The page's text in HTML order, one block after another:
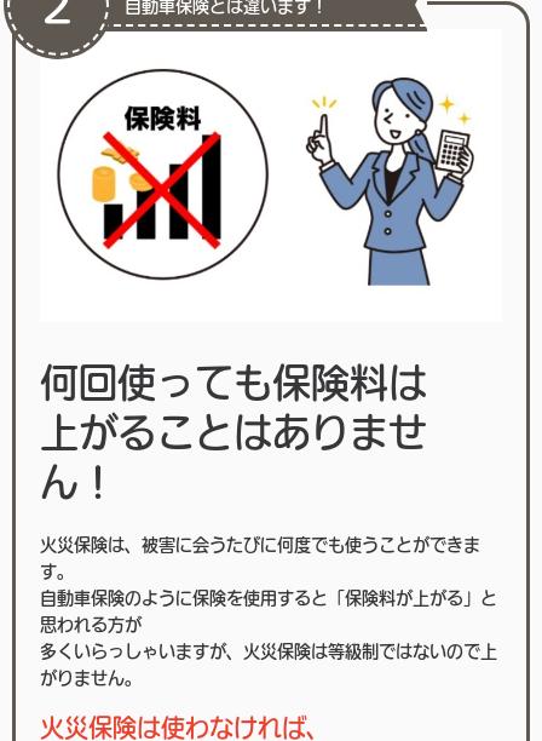
自動車保険とは違います！
何回使っても保険料は
上がることはありませ
ん！
火災保険は、被害に会うたびに何度でも使うことができま
す。
自動車保険のように保険を使用すると「保険料が上がる」と
思われる方が
多くいらっしゃいますが、火災保険は等級制ではないので上
がりません。
火災保険は使わなければ、